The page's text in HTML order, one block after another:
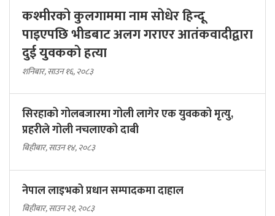
कश्मीरको कुलगाममा नाम सोधेर हिन्दू
पाइएपछि भीडबाट अलग गराएर आतंकवादीद्वारा
दुई युवकको हत्या
शनिबार, साउन १६, २०८३
सिरहाको गोलबजारमा गोली लागेर एक युवकको मृत्यु,
प्रहरीले गोली नचलाएको दाबी
बिहीबार, साउन १४, २०८३
नेपाल लाइभको प्रधान सम्पादकमा दाहाल
बिहीबार, साउन २१, २०८३